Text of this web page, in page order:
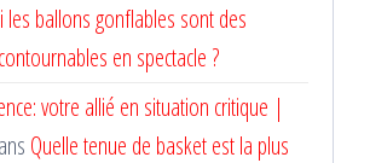
les ballons gonflables sont des
en spectacle ?
votre allié en situation critique |
Quelle tenue de basket est la plus